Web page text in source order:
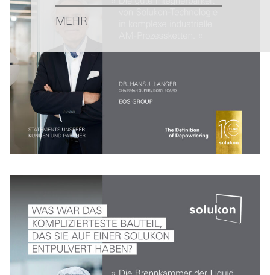
MEHR